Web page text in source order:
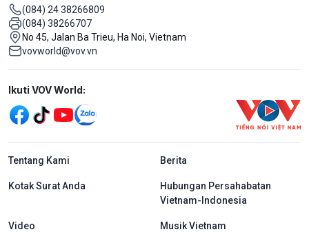
(084) 24 38266809
(084) 38266707
No 45, Jalan Ba Trieu, Ha Noi, Vietnam
vovworld@vov.vn
Mạng xã hội
Ikuti VOV World:
menu footer tiếng Indo
Tentang Kami Berita
Kotak Surat Anda
Hubungan Persahabatan
Vietnam-Indonesia
Video Musik Vietnam